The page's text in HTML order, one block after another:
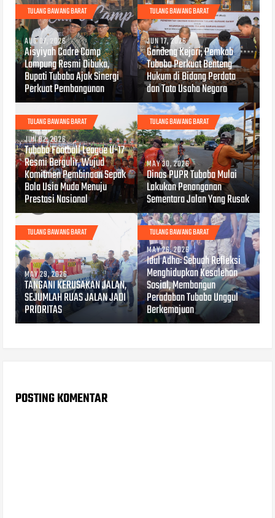
TULANG BAWANG BARAT
AUG 07, 2026
Aisyiyah Cadre Camp
Lampung Resmi Dibuka,
Bupati Tubaba Ajak Sinergi
Perkuat Pembangunan
TULANG BAWANG BARAT
JUN 17, 2026
Gandeng Kejari, Pemkab
Tubaba Perkuat Benteng
Hukum di Bidang Perdata
dan Tata Usaha Negara
TULANG BAWANG BARAT
JUN 02, 2026
Tubaba Football League U-17
Resmi Bergulir, Wujud
Komitmen Pembinaan Sepak
Bola Usia Muda Menuju
Prestasi Nasional
TULANG BAWANG BARAT
MAY 30, 2026
Dinas PUPR Tubaba Mulai
Lakukan Penanganan
Sementara Jalan Yang Rusak
TULANG BAWANG BARAT
MAY 29, 2026
TANGANI KERUSAKAN JALAN,
SEJUMLAH RUAS JALAN JADI
PRIORITAS
TULANG BAWANG BARAT
MAY 26, 2026
Idul Adha: Sebuah Refleksi
Menghidupkan Kesalehan
Sosial, Membangun
Peradaban Tubaba Unggul
Berkemajuan
POSTING KOMENTAR